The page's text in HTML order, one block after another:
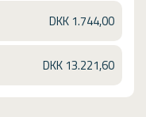
DKK 1.744,00
DKK 13.221,60